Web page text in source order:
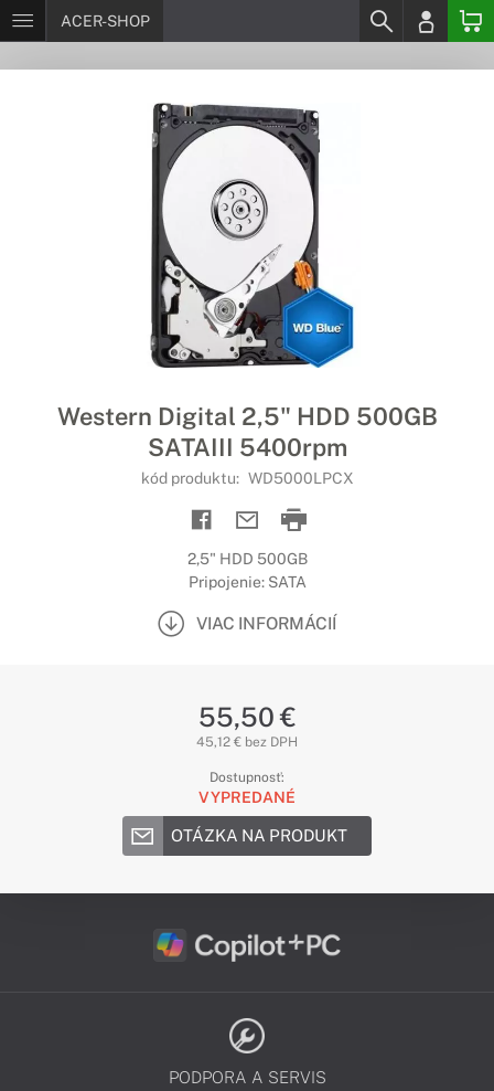
ACER-SHOP
Western Digital 2,5" HDD 500GB
SATAIII 5400rpm
kód produktu: WD5000LPCX
2,5" HDD 500GB
Pripojenie: SATA
VIAC INFORMÁCIÍ
55,50 €
45,12 € bez DPH
Dostupnosť:
VYPREDANÉ
OTÁZKA NA PRODUKT
PODPORA A SERVIS